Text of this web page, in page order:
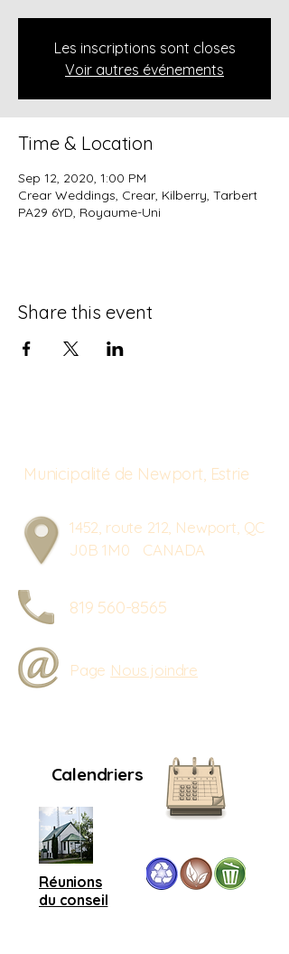
Les inscriptions sont closes
Voir autres événements
Time & Location
Sep 12, 2020, 1:00 PM
Crear Weddings, Crear, Kilberry, Tarbert
PA29 6YD, Royaume-Uni
Share this event
Municipalité de Newport, Estrie
1452, route 212, Newport, QC
J0B 1M0 CANADA
819 560-8565
Page Nous joindre
Réunions
du conseil
Calendriers